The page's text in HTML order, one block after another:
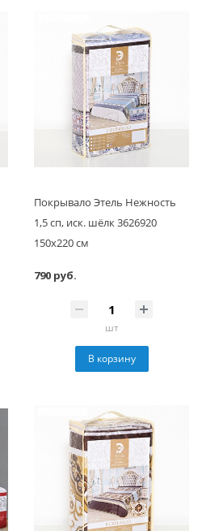
Покрывало Этель Нежность
1,5 сп, иск. шёлк 3626920
150х220 см
790 руб.
шт
В корзину